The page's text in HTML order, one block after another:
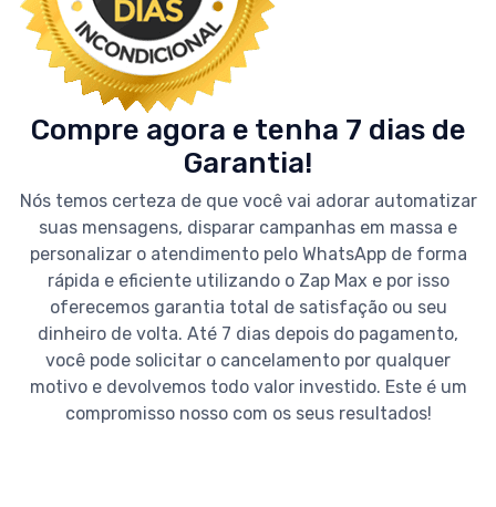
Compre agora e tenha 7 dias de
Garantia!
Nós temos certeza de que você vai adorar automatizar
suas mensagens, disparar campanhas em massa e
personalizar o atendimento pelo WhatsApp de forma
rápida e eficiente utilizando o Zap Max e por isso
oferecemos garantia total de satisfação ou seu
dinheiro de volta. Até 7 dias depois do pagamento,
você pode solicitar o cancelamento por qualquer
motivo e devolvemos todo valor investido. Este é um
compromisso nosso com os seus resultados!